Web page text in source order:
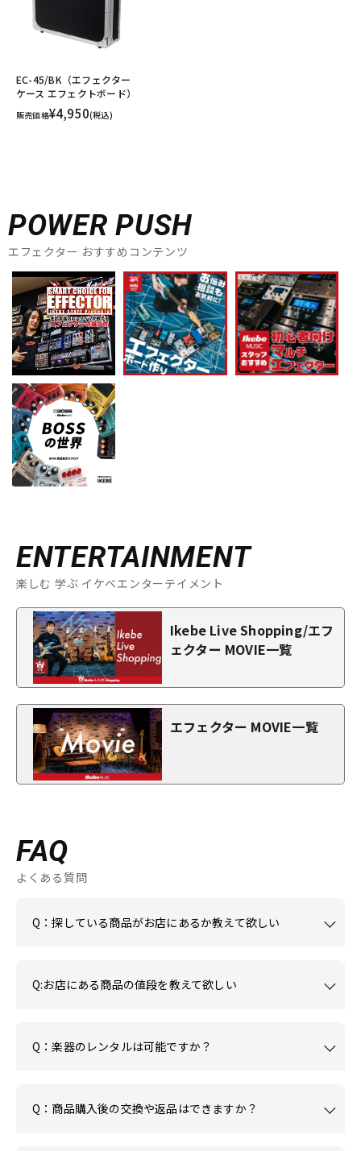
EC-45/BK（エフェクター
ケース エフェクトボード）
販売価格¥4,950(税込)
POWER PUSH
エフェクター おすすめコンテンツ
ENTERTAINMENT
楽しむ 学ぶ イケベエンターテイメント
Ikebe Live Shopping/エフ
ェクター MOVIE一覧
エフェクター MOVIE一覧
FAQ
よくある質問
Q：探している商品がお店にあるか教えて欲しい
Q:お店にある商品の値段を教えて欲しい
Q：楽器のレンタルは可能ですか？
Q：商品購入後の交換や返品はできますか？